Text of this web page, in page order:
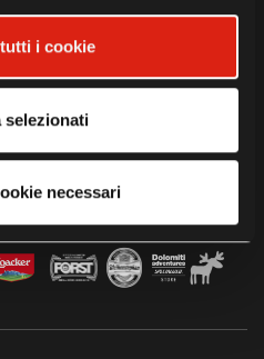
i cookie
selezionati
necessari